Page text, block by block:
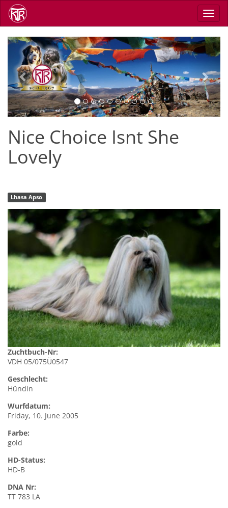
Skip
main
Previous Next
Nice Choice Isnt She
Lovely
Lhasa Apso
Zuchtbuch-Nr:
VDH 05/075Ü0547
Geschlecht:
Hündin
Wurfdatum:
Friday, 10. June 2005
Farbe:
gold
HD-Status:
HD-B
DNA Nr:
TT 783 LA